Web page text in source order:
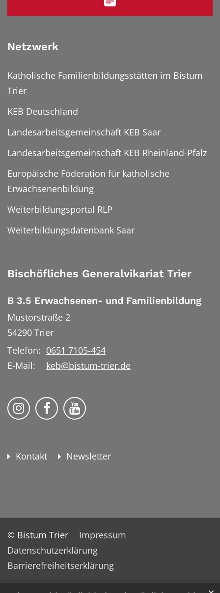
Netzwerk
Katholische Familienbildungsstätten im Bistum
Trier
KEB Deutschland
Landesarbeitsgemeinschaft KEB Saar
Landesarbeitsgemeinschaft KEB Rheinland-Pfalz
Europäische Föderation für katholische
Erwachsenenbildung
Weiterbildungsportal RLP
Weiterbildungsdatenbank Saar
Bischöfliches Generalvikariat Trier
B 3.5 Erwachsenen- und Familienbildung
Mustorstraße 2
54290 Trier
Telefon: 0651 7105-454
E-Mail:
keb@bistum-trier.de
KEB Bildung Leben auf Instagram
KEB Bildung Leben auf Facebook
KEB Bildung Leben auf
Kontakt Newsletter
© Bistum Trier
Impressum
Datenschutzerklärung
Barrierefreiheitserklärung